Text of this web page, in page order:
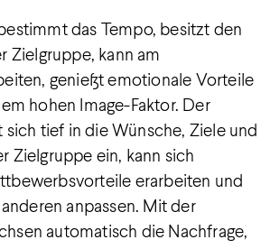
das Tempo, besitzt den
Zielgruppe, kann am
genießt emotionale Vorteile
hohen Image-Faktor. Der
sich tief in die Wünsche, Ziele und
Zielgruppe ein, kann sich
erarbeiten und
anpassen. Mit der
automatisch die Nachfrage,